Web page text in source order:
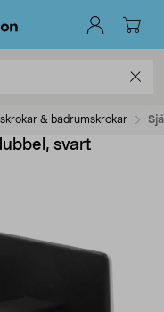
& badrumskrokar
svart